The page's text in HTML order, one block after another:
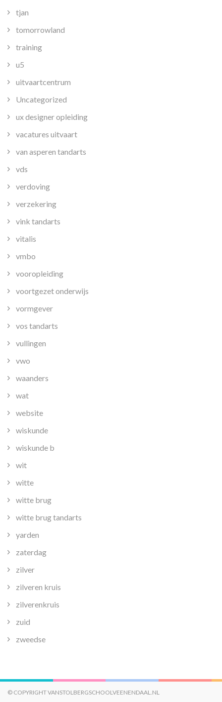
tjan
tomorrowland
training
u5
uitvaartcentrum
Uncategorized
ux designer opleiding
vacatures uitvaart
van asperen tandarts
vds
verdoving
verzekering
vink tandarts
vitalis
vmbo
vooropleiding
voortgezet onderwijs
vormgever
vos tandarts
vullingen
vwo
waanders
wat
website
wiskunde
wiskunde b
wit
witte
witte brug
witte brug tandarts
yarden
zaterdag
zilver
zilveren kruis
zilverenkruis
zuid
zweedse
© COPYRIGHT VANSTOLBERGSCHOOLVEENENDAAL.NL